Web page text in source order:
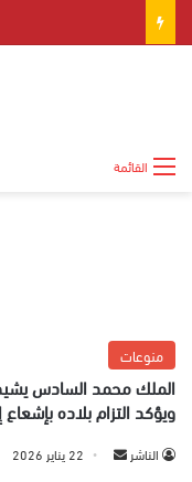
القائمة
منوعات
الملك محمد السادس يشيد
ويؤكد التزام بلاده بإشعاع
الناشر 22 يناير 2026